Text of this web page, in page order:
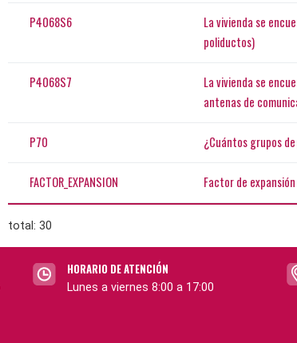
P4068S6
La vivienda se
poliductos)
P4068S7
La vivienda se
antenas de
P70 ¿Cuántos grupos
FACTOR_EXPANSION Factor de expansión
total: 30
HORARIO DE ATENCIÓN
Lunes a viernes 8:00 a 17:00